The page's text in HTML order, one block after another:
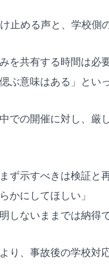
止める声と、学校側
を共有する時間は必
ぶ意味はある」とい
の開催に対し、厳
ず示すべきは検証と
かにしてほしい」
しないままでは納得
り、事故後の学校対